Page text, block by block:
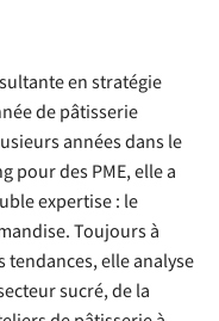
en stratégie
de pâtisserie
années dans le
pour des PME, elle a
expertise : le
Toujours à
tendances, elle analyse
sucré, de la